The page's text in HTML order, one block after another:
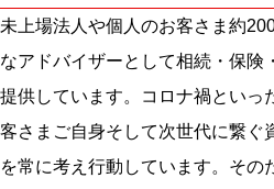
未上場法人や個人のお客さま約
なアドバイザーとして相続・保険
提供しています。コロナ禍といっ
客さまご自身そして次世代に繋ぐ
を常に考え行動しています。その